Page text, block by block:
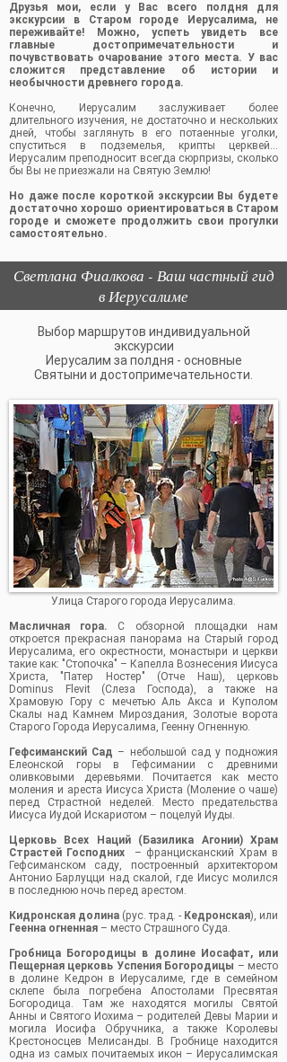
Друзья мои, если у Вас всего полдня для
экскурсии в Старом городе Иерусалима, не
переживайте! Можно, успеть увидеть все
главные достопримечательности и
почувствовать очарование этого места. У вас
сложится представление об истории и
необычности древнего города.
Конечно, Иерусалим заслуживает более
длительного изучения, не достаточно и нескольких
дней, чтобы заглянуть в его потаенные уголки,
спуститься в подземелья, крипты церквей…
Иерусалим преподносит всегда сюрпризы, сколько
бы Вы не приезжали на Святую Землю!
Но даже после короткой экскурсии Вы будете
достаточно хорошо ориентироваться в Старом
городе и сможете продолжить свои прогулки
самостоятельно.
Светлана Фиалкова - Ваш частный гид
в Иерусалиме
Выбор маршрутов индивидуальной
экскурсии
Иерусалим за полдня - основные
Святыни и достопримечательности.
Улица Старого города Иерусалима.
Масличная гора. С обзорной площадки нам
откроется прекрасная панорама на Старый город
Иерусалима, его окрестности, монастыри и церкви
такие как: "Стопочка" – Капелла Вознесения Иисуса
Христа, "Патер Ностер" (Отче Наш), церковь
Dominus Flevit (Слеза Господа), а также на
Храмовую Гору с мечетью Аль Акса и Куполом
Скалы над Камнем Мироздания, Золотые ворота
Старого Города Иерусалима, Геенну Огненную.
Гефсиманский Сад – небольшой сад у подножия
Елеонской горы в Гефсимании с древними
оливковыми деревьями. Почитается как место
моления и ареста Иисуса Христа (Моление о чаше)
перед Страстной неделей. Место предательства
Иисуса Иудой Искариотом – поцелуй Иуды.
Церковь Всех Наций (Базилика Агонии) Храм
Страстей Господних – францисканский Храм в
Гефсиманском саду, построенный архитектором
Антонио Барлуцци над скалой, где Иисус молился
в последнюю ночь перед арестом.
Кидронская долина (рус. трад. - Кедронская), или
Геенна огненная – место Страшного Суда.
Гробница Богородицы в долине Иосафат, или
Пещерная церковь Успения Богородицы – место
в долине Кедрон в Иерусалиме, где в семейном
склепе была погребена Апостолами Пресвятая
Богородица. Там же находятся могилы Святой
Анны и Святого Иохима – родителей Девы Марии и
могила Иосифа Обручника, а также Королевы
Крестоносцев Мелисанды. В Гробнице находится
одна из самых почитаемых икон – Иерусалимская